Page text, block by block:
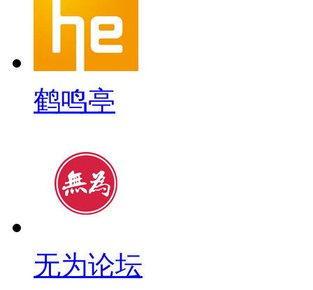
鹤鸣亭
无为论坛